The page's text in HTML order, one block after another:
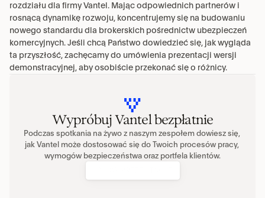
rozdziału dla firmy Vantel. Mając odpowiednich partnerów i
rosnącą dynamikę rozwoju, koncentrujemy się na budowaniu
nowego standardu dla brokerskich pośrednictw ubezpieczeń
komercyjnych. Jeśli chcą Państwo dowiedzieć się, jak wygląda
ta przyszłość, zachęcamy do umówienia prezentacji wersji
demonstracyjnej, aby osobiście przekonać się o różnicy.
Wypróbuj Vantel bezpłatnie
Podczas spotkania na żywo z naszym zespołem dowiesz się,
jak Vantel może dostosować się do Twoich procesów pracy,
wymogów bezpieczeństwa oraz portfela klientów.